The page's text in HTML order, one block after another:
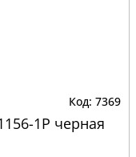
7369
1P черная